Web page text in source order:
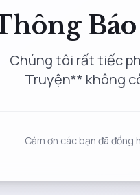
Chúng tôi rất tiếc
Truyện** không
Cảm ơn các bạn đã